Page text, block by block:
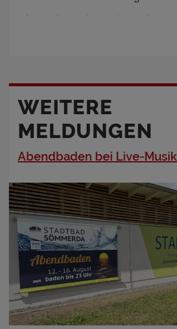
WEITERE
MELDUNGEN
Abendbaden bei Live-Musik